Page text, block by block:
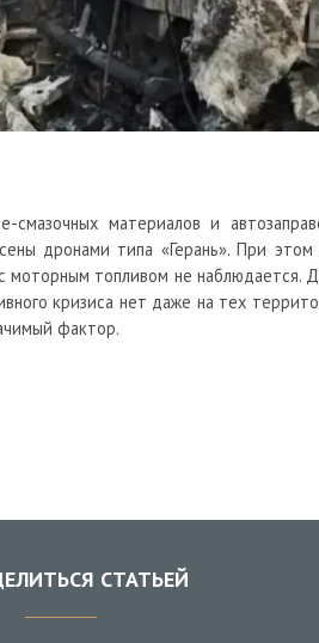
материалов и
дронами типа «Герань». При
топливом не наблюдается.
кризиса нет даже на тех
фактор.
СТАТЬЕЙ